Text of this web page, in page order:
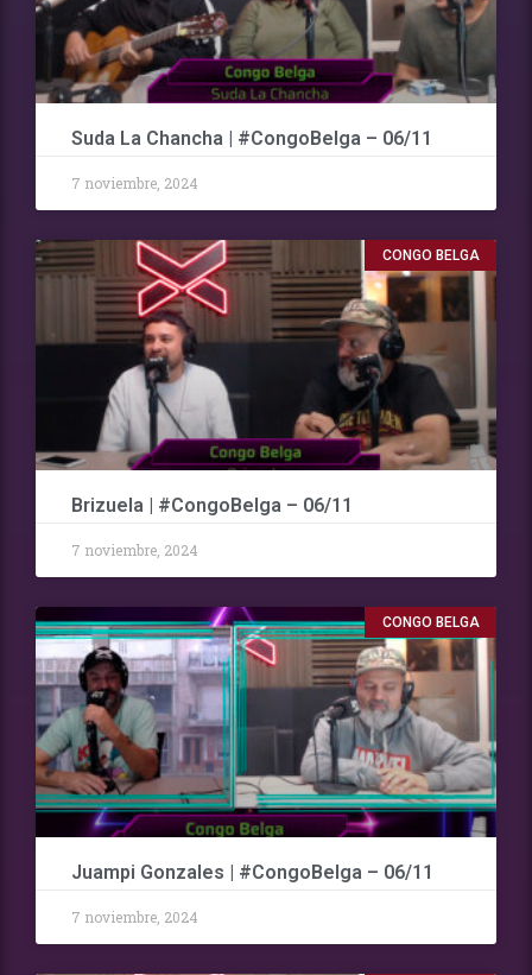
Suda La Chancha | #CongoBelga – 06/11
7 noviembre, 2024
CONGO BELGA
Brizuela | #CongoBelga – 06/11
7 noviembre, 2024
CONGO BELGA
Juampi Gonzales | #CongoBelga – 06/11
7 noviembre, 2024